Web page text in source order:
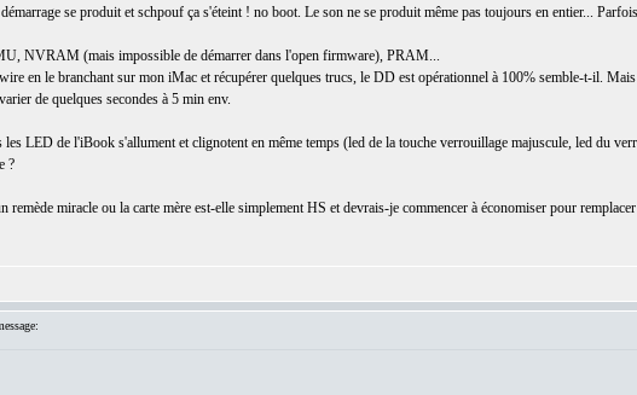
se produit et schpouf ça s'éteint ! no boot. Le son ne se produit même pas toujours en entier...
NVRAM (mais impossible de démarrer dans l'open firmware), PRAM...
en le branchant sur mon iMac et récupérer quelques trucs, le DD est opérationnel à 100% semble-t-il.
de quelques secondes à 5 min env.
LED de l'iBook s'allument et clignotent en même temps (led de la touche verrouillage majuscule, led du
?
miracle ou la carte mère est-elle simplement HS et devrais-je commencer à économiser pour